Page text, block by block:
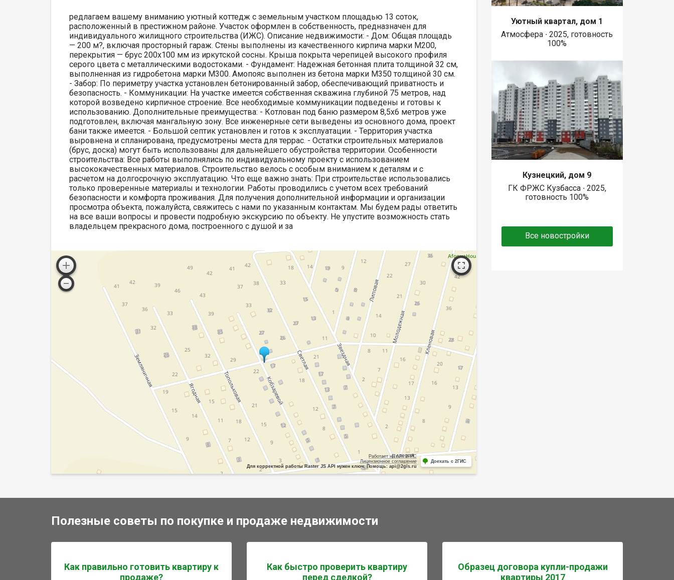
редлагаем вашему вниманию уютный коттедж с земельным участком площадью 13 соток,
расположенный в престижном районе. Участок оформлен в собственность, предназначен для
индивидуального жилищного строительства (ИЖС). Описание недвижимости: - Дом: Общая площадь
— 200 м?, включая просторный гараж. Стены выполнены из качественного кирпича марки М200,
перекрытия — брус 200x100 мм из иркутской сосны. Крыша покрыта черепицей высокого профиля
серого цвета с металлическими водостоками. - Фундамент: Надежная бетонная плита толщиной 32 см,
выполненная из гидробетона марки М300. Амопояс выполнен из бетона марки М350 толщиной 30 см.
- Забор: По периметру участка установлен бетонированный забор, обеспечивающий приватность и
безопасность. - Коммуникации: На участке имеется собственная скважина глубиной 75 метров, над
которой возведено кирпичное строение. Все необходимые коммуникации подведены и готовы к
использованию. Дополнительные преимущества: - Котлован под баню размером 8,5х6 метров уже
подготовлен, включая мангальную зону. Все инженерные сети выведены из основного дома, проект
бани также имеется. - Большой септик установлен и готов к эксплуатации. - Территория участка
выровнена и спланирована, предусмотрены места для террас. - Остатки строительных материалов
(брус, доска) могут быть использованы для дальнейшего обустройства территории. Особенности
строительства: Все работы выполнялись по индивидуальному проекту с использованием
высококачественных материалов. Строительство велось с особым вниманием к деталям и с
расчетом на долгосрочную эксплуатацию. Что еще важно знать: При строительстве использовались
только проверенные материалы и технологии. Работы проводились с учетом всех требований
безопасности и комфорта проживания. Для получения дополнительной информации и организации
просмотра объекта, пожалуйста, свяжитесь с нами по указанным контактам. Мы будем рады ответить
на все ваши вопросы и провести подробную экскурсию по объекту. Не упустите возможность стать
владельцем прекрасного дома, построенного с душой и за
Работает на API 2ГИС
Лицензионное соглашение
Для корректной работы Raster JS API нужен ключ. Помощь: api@2gis.ru
Доехать с 2ГИС
Уютный квартал, дом 1
Атмосфера ∙ 2025, готовность
100%
Кузнецкий, дом 9
ГК ФРЖС Кузбасса ∙ 2025,
готовность 100%
Все новостройки
Полезные советы по покупке и продаже недвижимости
Как правильно готовить квартиру к
продаже?
Как быстро проверить квартиру
перед сделкой?
Образец договора купли-продажи
квартиры 2017